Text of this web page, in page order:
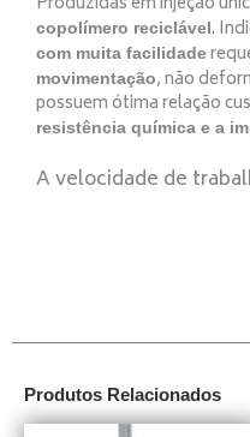
copolímero reciclável .
com muita facilidade
movimentação, não
possuem ótima relação
resistência química e a
A velocidade de
Produtos Relacionados